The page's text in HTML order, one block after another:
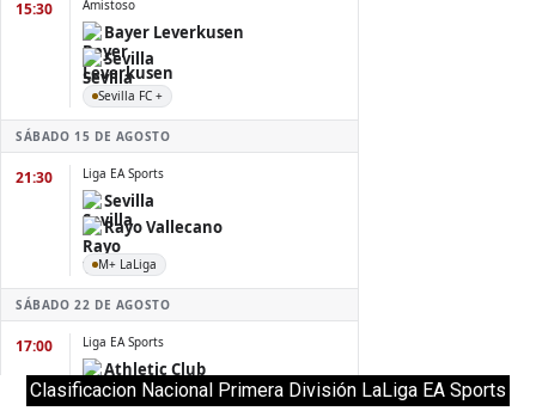
Clasificacion Nacional Primera División LaLiga EA Sports